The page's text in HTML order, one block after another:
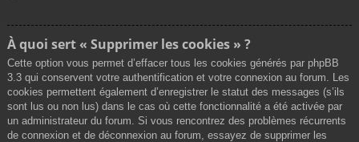
À quoi sert « Supprimer les cookies » ?
Cette option vous permet d’effacer tous les cookies générés par phpBB
3.3 qui conservent votre authentification et votre connexion au forum. Les
cookies permettent également d’enregistrer le statut des messages (s’ils
sont lus ou non lus) dans le cas où cette fonctionnalité a été activée par
un administrateur du forum. Si vous rencontrez des problèmes récurrents
de connexion et de déconnexion au forum, essayez de supprimer les